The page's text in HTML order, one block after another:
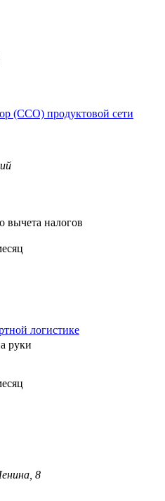
(CCO) продуктовой сети
вычета налогов
логистике
руки
8